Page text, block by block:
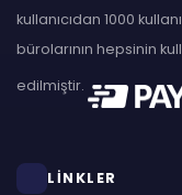
kullanıcıdan 1000
bürolarının hepsinin
edilmiştir.
LİNKLER